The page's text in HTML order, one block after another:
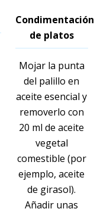
Condimentación
de platos
Mojar la punta
del palillo en
aceite esencial y
removerlo con
20 ml de aceite
vegetal
comestible (por
ejemplo, aceite
de girasol).
Añadir unas